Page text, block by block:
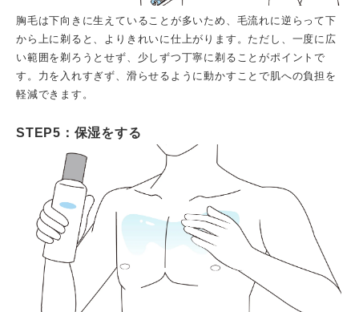
胸毛は下向きに生えていることが多いため、毛流れに逆らって下
から上に剃ると、よりきれいに仕上がります。ただし、一度に広
い範囲を剃ろうとせず、少しずつ丁寧に剃ることがポイントで
す。力を入れすぎず、滑らせるように動かすことで肌への負担を
軽減できます。
STEP5：保湿をする